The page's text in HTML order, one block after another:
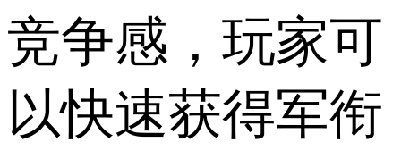
竞争感，玩家可
以快速获得军衔